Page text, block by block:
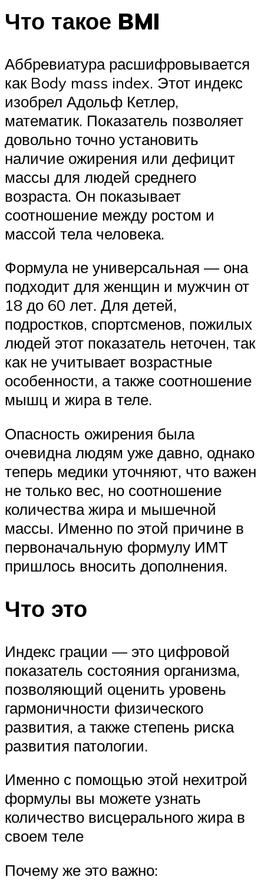
Что такое BMI
Аббревиатура расшифровывается
как Body mass index. Этот индекс
изобрел Адольф Кетлер,
математик. Показатель позволяет
довольно точно установить
наличие ожирения или дефицит
массы для людей среднего
возраста. Он показывает
соотношение между ростом и
массой тела человека.
Формула не универсальная — она
подходит для женщин и мужчин от
18 до 60 лет. Для детей,
подростков, спортсменов, пожилых
людей этот показатель неточен, так
как не учитывает возрастные
особенности, а также соотношение
мышц и жира в теле.
Опасность ожирения была
очевидна людям уже давно, однако
теперь медики уточняют, что важен
не только вес, но соотношение
количества жира и мышечной
массы. Именно по этой причине в
первоначальную формулу ИМТ
пришлось вносить дополнения.
Что это
Индекс грации — это цифровой
показатель состояния организма,
позволяющий оценить уровень
гармоничности физического
развития, а также степень риска
развития патологии.
Именно с помощью этой нехитрой
формулы вы можете узнать
количество висцерального жира в
своем теле
Почему же это важно: